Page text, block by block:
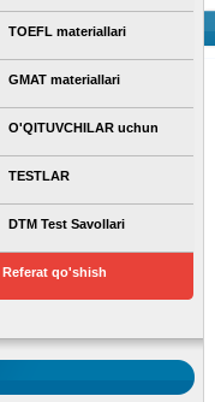
TOEFL materiallari
GMAT materiallari
O'QITUVCHILAR uchun
TESTLAR
DTM Test Savollari
Referat qo'shish